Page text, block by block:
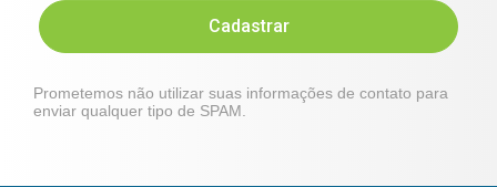
Cadastrar
Prometemos não utilizar suas informações de contato para
enviar qualquer tipo de SPAM.